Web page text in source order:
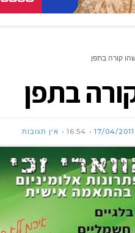
קורה בתפן
בתפן
17/04/2011
16:54 אין תגובות